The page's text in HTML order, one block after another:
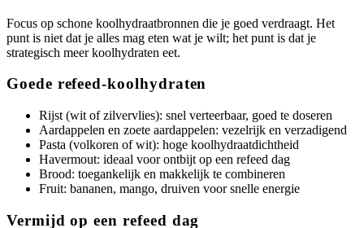
Focus op schone koolhydraatbronnen die je goed verdraagt. Het
punt is niet dat je alles mag eten wat je wilt; het punt is dat je
strategisch meer koolhydraten eet.
Goede refeed-koolhydraten
Rijst (wit of zilvervlies): snel verteerbaar, goed te doseren
Aardappelen en zoete aardappelen: vezelrijk en verzadigend
Pasta (volkoren of wit): hoge koolhydraatdichtheid
Havermout: ideaal voor ontbijt op een refeed dag
Brood: toegankelijk en makkelijk te combineren
Fruit: bananen, mango, druiven voor snelle energie
Vermijd op een refeed dag